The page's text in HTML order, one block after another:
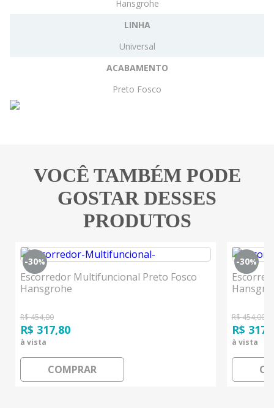
Hansgrohe
LINHA
Universal
ACABAMENTO
Preto Fosco
VOCÊ TAMBÉM PODE
GOSTAR DESSES
PRODUTOS
-30%
Escorredor Multifuncional Preto Fosco
Hansgrohe
R$ 454,00
R$ 317,80
à vista
COMPRAR
-30%
R$ 454,00
R$
à vista